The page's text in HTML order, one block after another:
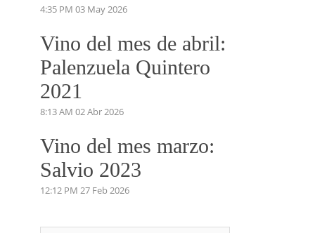
4:35 PM 03 May 2026
Vino del mes de abril:
Palenzuela Quintero
2021
8:13 AM 02 Abr 2026
Vino del mes marzo:
Salvio 2023
12:12 PM 27 Feb 2026